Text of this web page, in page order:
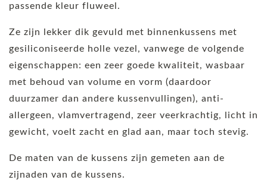
passende kleur fluweel.
Ze zijn lekker dik gevuld met binnenkussens met
gesiliconiseerde holle vezel, vanwege de volgende
eigenschappen: een zeer goede kwaliteit, wasbaar
met behoud van volume en vorm (daardoor
duurzamer dan andere kussenvullingen), anti-
allergeen, vlamvertragend, zeer veerkrachtig, licht in
gewicht, voelt zacht en glad aan, maar toch stevig.
De maten van de kussens zijn gemeten aan de
zijnaden van de kussens.